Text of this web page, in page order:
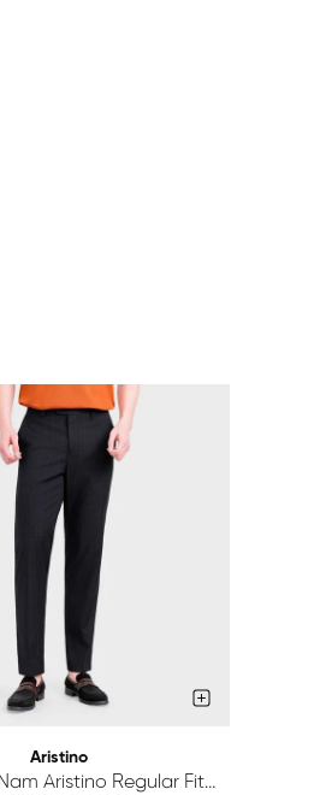
Aristino
Aristino Regular Fit